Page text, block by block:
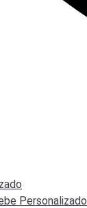
Personalizado